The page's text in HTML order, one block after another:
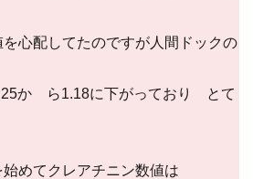
心配してたのですが人間ドックの
か ら1.18に下がっており とて
めてクレアチニン数値は